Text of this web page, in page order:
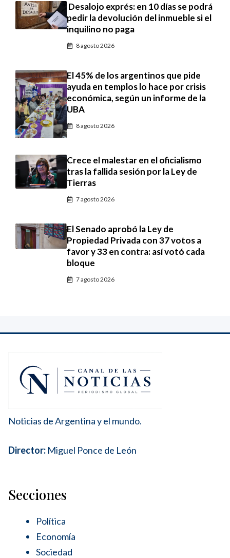
Desalojo exprés: en 10 días se podrá
pedir la devolución del inmueble si el
inquilino no paga
8 agosto 2026
El 45% de los argentinos que pide
ayuda en templos lo hace por crisis
económica, según un informe de la
UBA
8 agosto 2026
Crece el malestar en el oficialismo
tras la fallida sesión por la Ley de
Tierras
7 agosto 2026
El Senado aprobó la Ley de
Propiedad Privada con 37 votos a
favor y 33 en contra: así votó cada
bloque
7 agosto 2026
Noticias de Argentina y el mundo.
Director: Miguel Ponce de León
Secciones
Política
Economía
Sociedad